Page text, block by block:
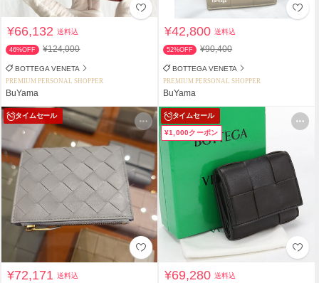
¥66,132送料込
46%OFF ¥124,000
BOTTEGA VENETA
PREMIUM PERSONAL SHOPPER
BuYama
¥42,800送料込
52%OFF ¥90,400
BOTTEGA VENETA
PREMIUM PERSONAL SHOPPER
BuYama
タイムセール
¥72,171送料込
タイムセール
¥1,000クーポン
¥69,280送料込